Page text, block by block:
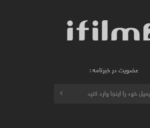
عضویت در خبرنامه :